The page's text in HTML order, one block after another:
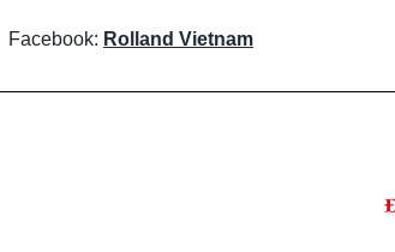
Facebook: Rolland Vietnam